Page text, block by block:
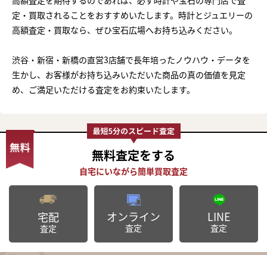
定・買取されることをおすすめいたします。時計とジュエリーの
高額査定・買取なら、ぜひ宝石広場へお持ち込みください。
渋谷・新宿・新橋の直営3店舗で長年培ったノウハウ・データを
生かし、お客様がお持ち込みいただいた商品の真の価値を見定
め、ご満足いただける査定をお約束いたします。
無料査定をする
宅配
査定
オンライン
査定
LINE
査定